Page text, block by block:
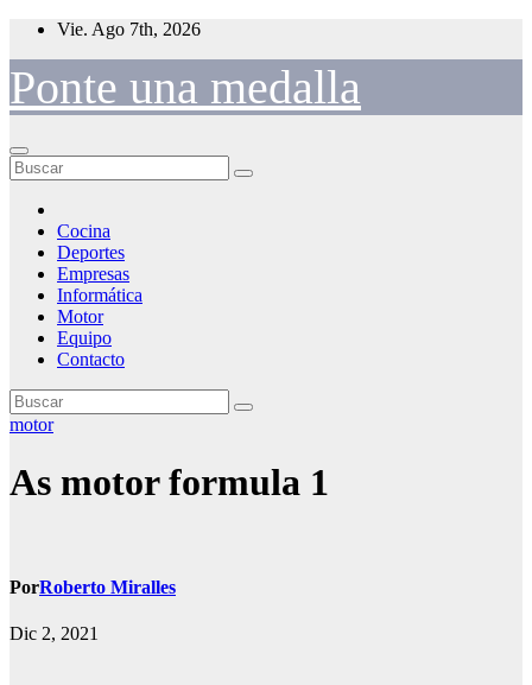
Saltar
contenido
Vie. Ago 7th, 2026
Ponte una medalla
Cocina
Deportes
Empresas
Informática
Motor
Equipo
Contacto
motor
As motor formula 1
PorRoberto Miralles
Dic 2, 2021